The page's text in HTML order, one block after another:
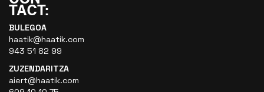
BULEGOA
haatik@haatik.com
943 51 82 99
ZUZENDARITZA
aiert@haatik.com